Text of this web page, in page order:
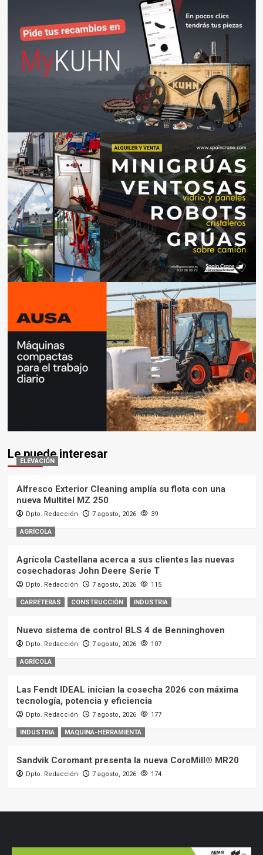
Le puede interesar
ELEVACIÓN
Alfresco Exterior Cleaning amplía su flota con una
nueva Multitel MZ 250
Dpto. Redacción 7 agosto, 2026 39
AGRÍCOLA
Agrícola Castellana acerca a sus clientes las nuevas
cosechadoras John Deere Serie T
Dpto. Redacción 7 agosto, 2026 115
CARRETERAS CONSTRUCCIÓN INDUSTRIA
Nuevo sistema de control BLS 4 de Benninghoven
Dpto. Redacción 7 agosto, 2026 107
AGRÍCOLA
Las Fendt IDEAL inician la cosecha 2026 con máxima
tecnología, potencia y eficiencia
Dpto. Redacción 7 agosto, 2026 177
INDUSTRIA MAQUINA-HERRAMIENTA
Sandvik Coromant presenta la nueva CoroMill® MR20
Dpto. Redacción 7 agosto, 2026 174